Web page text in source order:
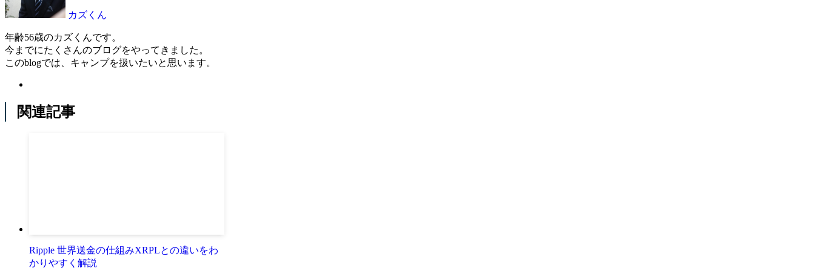
カズくん
年齢56歳のカズくんです。
今までにたくさんのブログをやってきました。
このblogでは、キャンプを扱いたいと思います。
関連記事
Ripple 世界送金の仕組みXRPLとの違いをわ
かりやすく解説